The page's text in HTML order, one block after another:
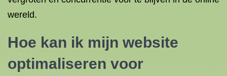
wereld.
Hoe kan ik mijn website
optimaliseren voor